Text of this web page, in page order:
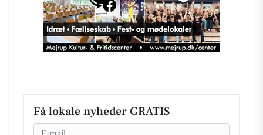
Få lokale nyheder GRATIS
Email